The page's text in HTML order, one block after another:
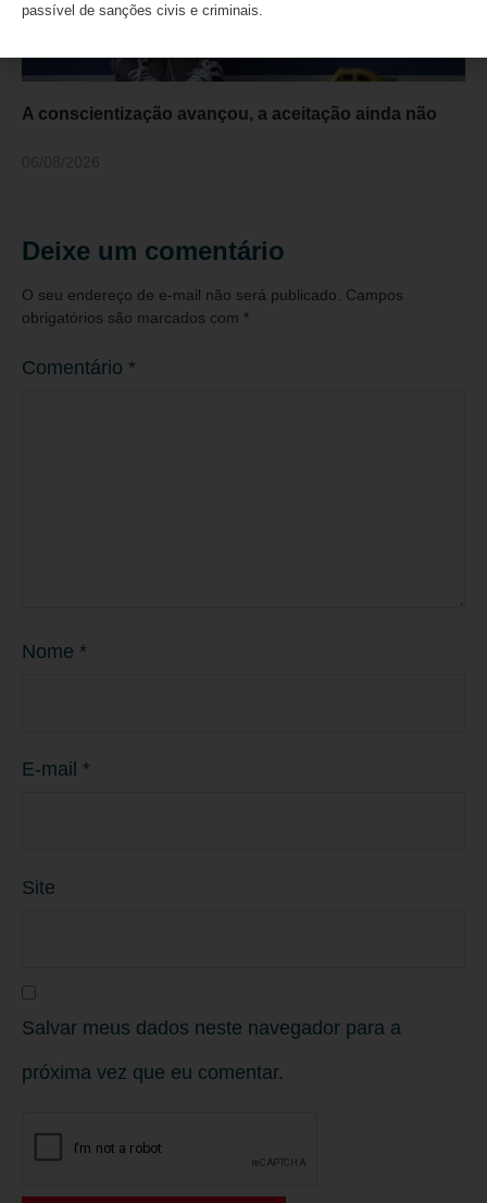
A conscientização avançou, a aceitação ainda não
Deixe um comentário
O seu endereço de e-mail não será publicado. Campos
obrigatórios são marcados com *
Comentário *
Nome *
E-mail *
Site
Salvar meus dados neste navegador para a
próxima vez que eu comentar.
passível de sanções civis e criminais.